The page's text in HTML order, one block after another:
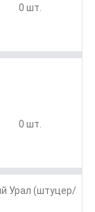
0 шт.
0 шт.
Урал (штуцер/